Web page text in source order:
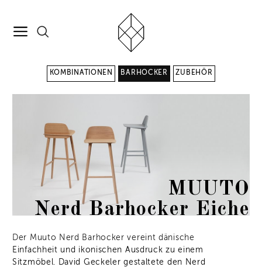
KOMBINATIONEN BARHOCKER ZUBEHÖR
MUUTO
Nerd Barhocker Eiche
Der Muuto Nerd Barhocker vereint dänische
Einfachheit und ikonischen Ausdruck zu einem
Sitzmöbel. David Geckeler gestaltete den Nerd